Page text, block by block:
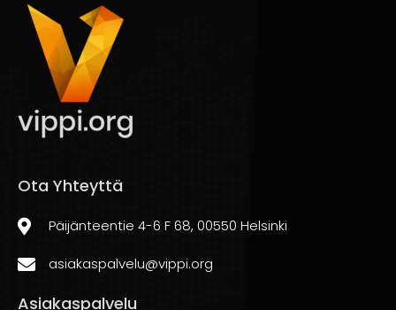
Ota Yhteyttä
Päijänteentie 4-6 F 68, 00550 Helsinki
asiakaspalvelu@vippi.org
Asiakaspalvelu